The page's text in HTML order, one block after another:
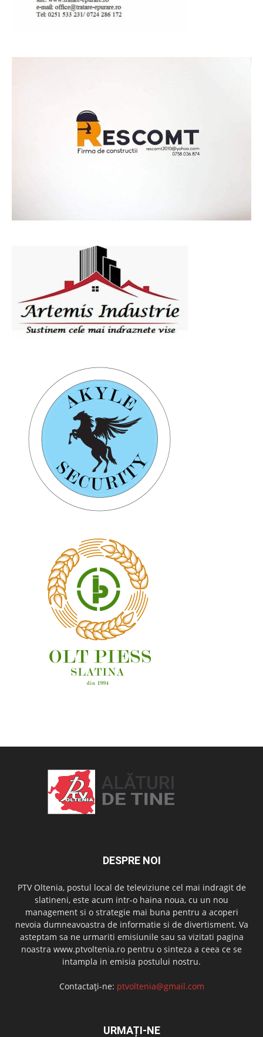
DESPRE NOI
PTV Oltenia, postul local de televiziune cel mai indragit de
slatineni, este acum intr-o haina noua, cu un nou
management si o strategie mai buna pentru a acoperi
nevoia dumneavoastra de informatie si de divertisment. Va
asteptam sa ne urmariti emisiunile sau sa vizitati pagina
noastra www.ptvoltenia.ro pentru o sinteza a ceea ce se
intampla in emisia postului nostru.
Contactați-ne: ptvoltenia@gmail.com
URMAȚI-NE